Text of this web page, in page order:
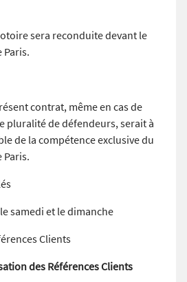
sera reconduite devant le
Paris.
contrat, même en cas de
pluralité de défendeurs, serait à
de la compétence exclusive du
Paris.
samedi et le dimanche
Clients
des Références Clients